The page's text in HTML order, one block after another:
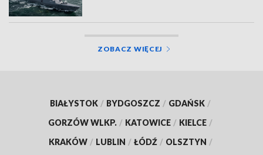
ZOBACZ WIĘCEJ
BIAŁYSTOK / BYDGOSZCZ / GDAŃSK /
GORZÓW WLKP. / KATOWICE / KIELCE /
KRAKÓW / LUBLIN / ŁÓDŹ / OLSZTYN /